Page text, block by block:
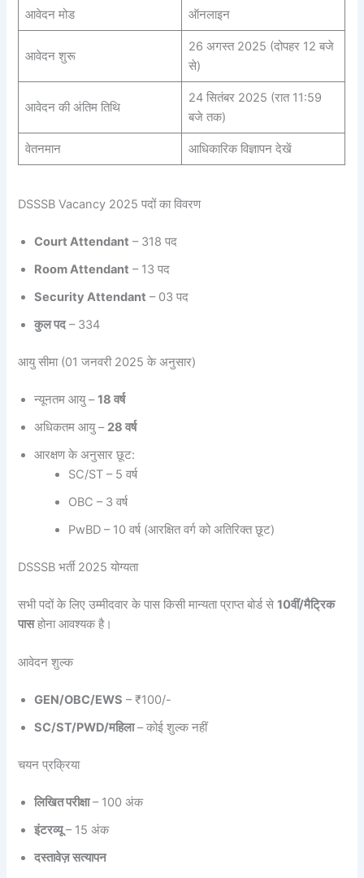
आवेदन मोड ऑनलाइन
आवेदन शुरू
26 अगस्त 2025 (दोपहर 12 बजे
से)
आवेदन की अंतिम तिथि
24 सितंबर 2025 (रात 11:59
बजे तक)
वेतनमान आधिकारिक विज्ञापन देखें
DSSSB Vacancy 2025 पदों का विवरण
Court Attendant – 318 पद
Room Attendant – 13 पद
Security Attendant – 03 पद
कुल पद– 334
आयु सीमा (01 जनवरी 2025 के अनुसार)
न्यूनतम आयु –18 वर्ष
अधिकतम आयु – 28 वर्ष
आरक्षण के अनुसार छूट:
SC/ST – 5 वर्ष
OBC – 3 वर्ष
PwBD – 10 वर्ष (आरक्षित वर्ग को अतिरिक्त छूट)
DSSSB भर्ती 2025 योग्यता
सभी पदों के लिए उम्मीदवार के पास किसी मान्यता प्राप्त बोर्ड से10वीं/मैट्रिक
पासहोना आवश्यक है।
आवेदन शुल्क
GEN/OBC/EWS – ₹100/-
SC/ST/PWD/महिला– कोई शुल्क नहीं
चयन प्रक्रिया
लिखित परीक्षा– 100 अंक
इंटरव्यू– 15 अंक
दस्तावेज़ सत्यापन